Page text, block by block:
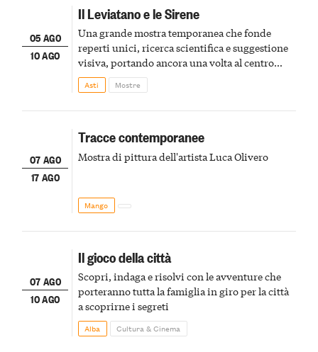
05 AGO
10 AGO
Il Leviatano e le Sirene
Una grande mostra temporanea che fonde
reperti unici, ricerca scientifica e suggestione
visiva, portando ancora una volta al centro
della scena le meraviglie del passato astigiano
Asti Mostre
07 AGO
17 AGO
Tracce contemporanee
Mostra di pittura dell'artista Luca Olivero
Mango
07 AGO
10 AGO
Il gioco della città
Scopri, indaga e risolvi con le avventure che
porteranno tutta la famiglia in giro per la città
a scoprirne i segreti
Alba Cultura & Cinema